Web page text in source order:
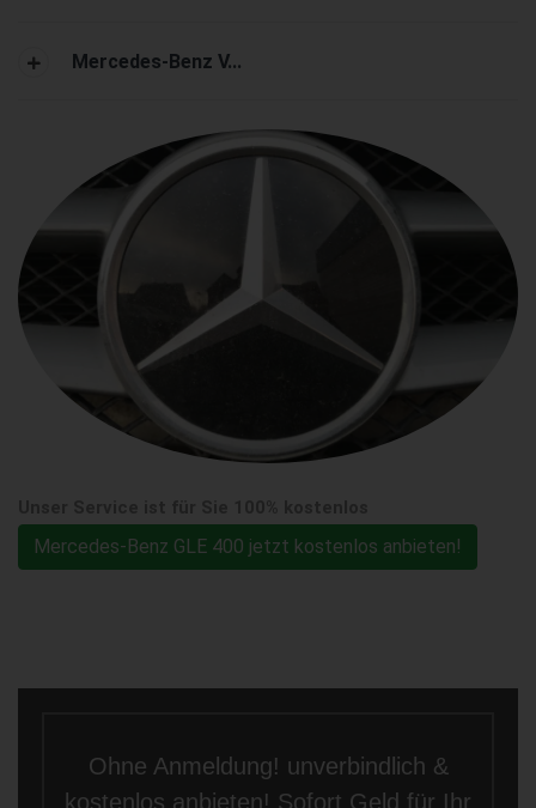
Mercedes-Benz V...
Mercedes-Benz GLE 400 jetzt kostenlos anbieten!
Ohne Anmeldung! unverbindlich &
kostenlos anbieten! Sofort Geld für Ihr